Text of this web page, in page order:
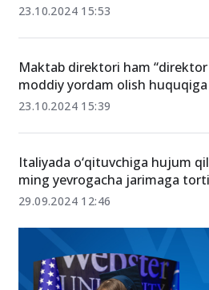
23.10.2024 15:53
Maktab direktori ham “direktor
moddiy yordam olish huquqiga
23.10.2024 15:39
Italiyada o‘qituvchiga hujum
ming yevrogacha jarimaga
29.09.2024 12:46